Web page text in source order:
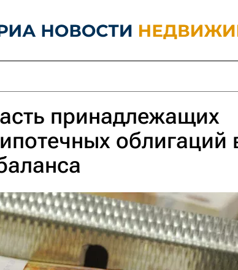
принадлежащих
облигаций